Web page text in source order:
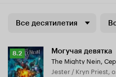
Все десятилетия
Рейтинг
Кинопоиска
8.2
8.2 Могучая девятка
The Mighty Nein,
Jester / Kryn Priest,